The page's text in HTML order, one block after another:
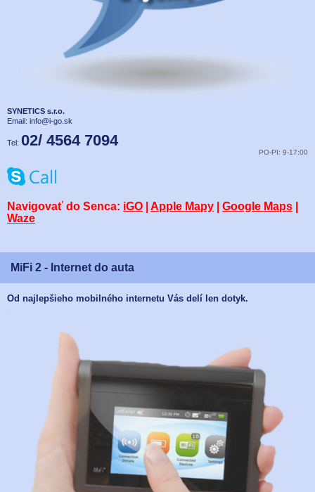
SYNETICS s.r.o.
Email: info@i-go.sk
Tel: 02/ 4564 7094
PO-PI: 9-17:00
Navigovať do Senca: iGO Apple Mapy Google Maps
Waze
MiFi 2 - Internet do auta
Od najlepšieho mobilného internetu Vás delí len dotyk.